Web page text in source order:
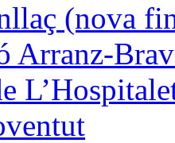
Arranz-